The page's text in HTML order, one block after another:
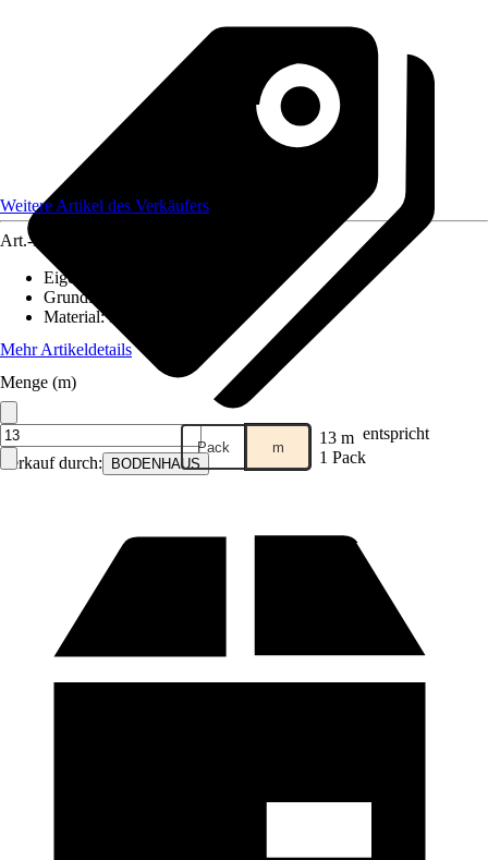
Verkauf durch: BODENHAUS
Weitere Artikel des Verkäufers
Art.-Nr.
Eigenschaft
Grundfarbe
Material:Feinsteinzeug
Mehr Artikeldetails
Menge (m)
Pack m 13 m entspricht
1 Pack